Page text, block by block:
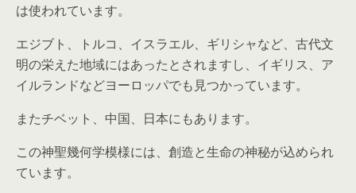
は使われています。
エジブト、トルコ、イスラエル、ギリシャなど、古代文
明の栄えた地域にはあったとされますし、イギリス、ア
イルランドなどヨーロッパでも見つかっています。
またチベット、中国、日本にもあります。
この神聖幾何学模様には、創造と生命の神秘が込められ
ています。